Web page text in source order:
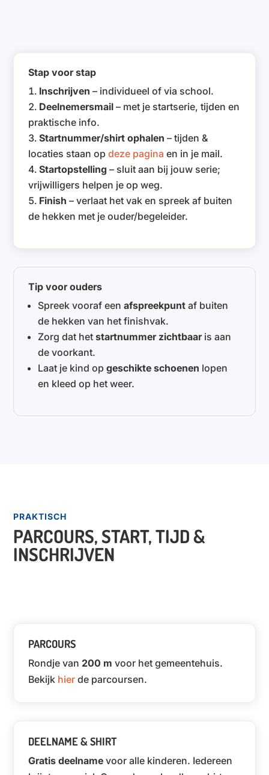
Stap voor stap
Inschrijven – individueel of via school.
Deelnemersmail – met je startserie, tijden en
praktische info.
Startnummer/shirt ophalen – tijden &
locaties staan opdeze pagina en in je mail.
Startopstelling – sluit aan bij jouw serie;
vrijwilligers helpen je op weg.
Finish – verlaat het vak en spreek af buiten
de hekken met je ouder/begeleider.
Tip voor ouders
Spreek vooraf eenafspreekpunt af buiten
de hekken van het finishvak.
Zorg dat hetstartnummer zichtbaaris aan
de voorkant.
Laat je kind opgeschikte schoenen lopen
en kleed op het weer.
PRAKTISCH
PARCOURS, START, TIJD &
INSCHRIJVEN
PARCOURS
Rondje van 200 m voor het gemeentehuis.
Bekijk hier de parcoursen.
DEELNAME & SHIRT
Gratis deelname voor alle kinderen. Iedereen